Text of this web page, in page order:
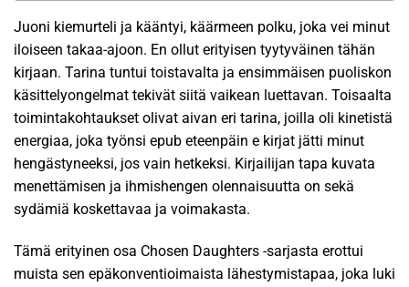
Juoni kiemurteli ja kääntyi, käärmeen polku, joka vei minut
iloiseen takaa-ajoon. En ollut erityisen tyytyväinen tähän
kirjaan. Tarina tuntui toistavalta ja ensimmäisen puoliskon
käsittelyongelmat tekivät siitä vaikean luettavan. Toisaalta
toimintakohtaukset olivat aivan eri tarina, joilla oli kinetistä
energiaa, joka työnsi epub eteenpäin e kirjat​ jätti minut
hengästyneeksi, jos vain hetkeksi. Kirjailijan tapa kuvata
menettämisen ja ihmishengen olennaisuutta on sekä
sydämiä koskettavaa ja voimakasta.
Tämä erityinen osa Chosen Daughters -sarjasta erottui
muista sen epäkonventioimaista lähestymistapaa, joka luki